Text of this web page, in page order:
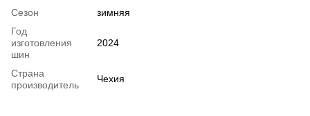
Сезон
зимняя
Год
изготовления
шин
2024
Страна
производитель
Чехия